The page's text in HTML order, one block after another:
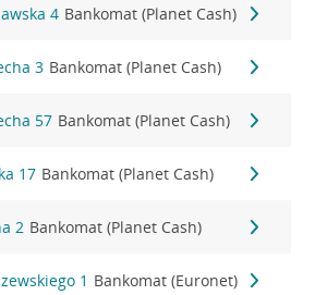
4 Bankomat (Planet Cash)
3 Bankomat (Planet Cash)
57 Bankomat (Planet Cash)
17 Bankomat (Planet Cash)
2 Bankomat (Planet Cash)
1 Bankomat (Euronet)